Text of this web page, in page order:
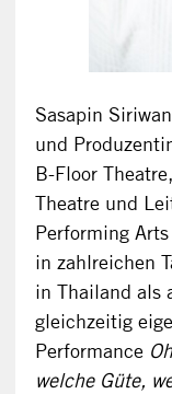
Sasapin
und
B-Floor
Theatre und
Performing
in zahlreichen
in Thailand als
gleichzeitig
Performance
welche Güte,